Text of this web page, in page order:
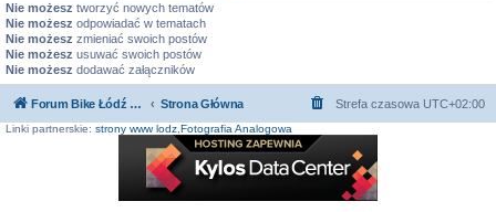
Nie możesz tworzyć nowych tematów
Nie możesz odpowiadać w tematach
Nie możesz zmieniać swoich postów
Nie możesz usuwać swoich postów
Nie możesz dodawać załączników
Forum Bike Łódź - Forum Rowerowe Łódź - Forum Szosowe - Forum MTB Strona Główna Strefa czasowa UTC+02:00
Linki partnerskie: strony www lodz Fotografia Analogowa